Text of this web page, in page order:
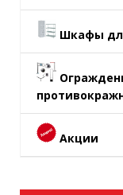
Шкафы
Акции